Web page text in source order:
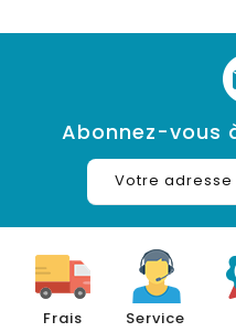
Abonnez-vous
Frais
Service